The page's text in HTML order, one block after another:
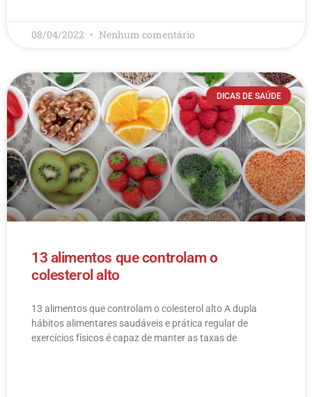
08/04/2022 Nenhum comentário
DICAS DE SAÚDE
13 alimentos que controlam o
colesterol alto
13 alimentos que controlam o colesterol alto​ A dupla
hábitos alimentares saudáveis e prática regular de
exercícios físicos é capaz de manter as taxas de